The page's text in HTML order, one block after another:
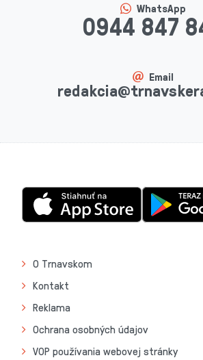
WhatsApp
0944 847
Email
O Trnavskom
Kontakt
Reklama
Ochrana osobných údajov
VOP používania webovej stránky